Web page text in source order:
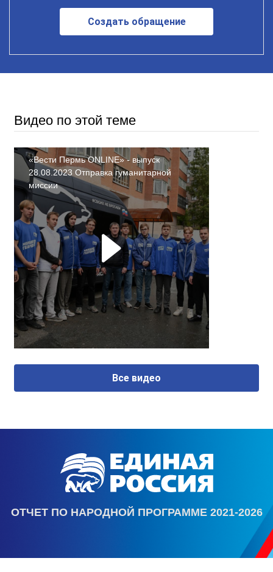
Создать обращение
Видео по этой теме
«Вести Пермь ONLINE» - выпуск
28.08.2023 Отправка гуманитарной
миссии
Все видео
ОТЧЕТ ПО НАРОДНОЙ ПРОГРАММЕ 2021-2026